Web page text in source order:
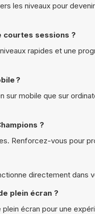
les niveaux pour
courtes sessions ?
rapides et une
?
sur mobile que sur
?
Renforcez-vous pour
directement dans
plein écran ?
écran pour une